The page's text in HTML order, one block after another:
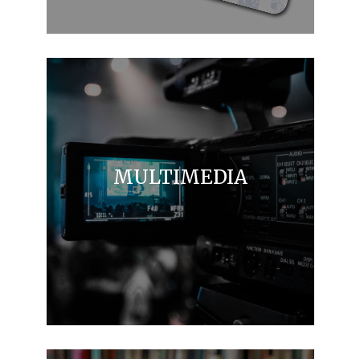
MULTIMEDIA